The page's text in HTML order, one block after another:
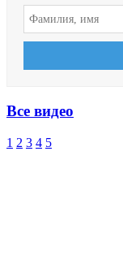
Все видео
1 2 3 4 5